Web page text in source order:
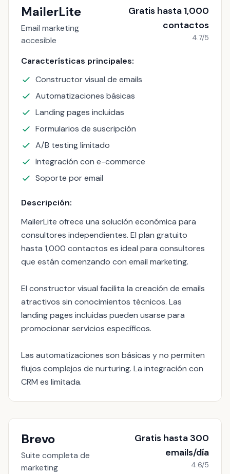
MailerLite
Email marketing
accesible
Gratis hasta 1,000
contactos
4.7/5
Características principales:
Constructor visual de emails
Automatizaciones básicas
Landing pages incluidas
Formularios de suscripción
A/B testing limitado
Integración con e-commerce
Soporte por email
Descripción:
MailerLite ofrece una solución económica para
consultores independientes. El plan gratuito
hasta 1,000 contactos es ideal para consultores
que están comenzando con email marketing.
El constructor visual facilita la creación de emails
atractivos sin conocimientos técnicos. Las
landing pages incluidas pueden usarse para
promocionar servicios específicos.
Las automatizaciones son básicas y no permiten
flujos complejos de nurturing. La integración con
CRM es limitada.
Brevo
Suite completa de
marketing
Gratis hasta 300
emails/día
4.6/5